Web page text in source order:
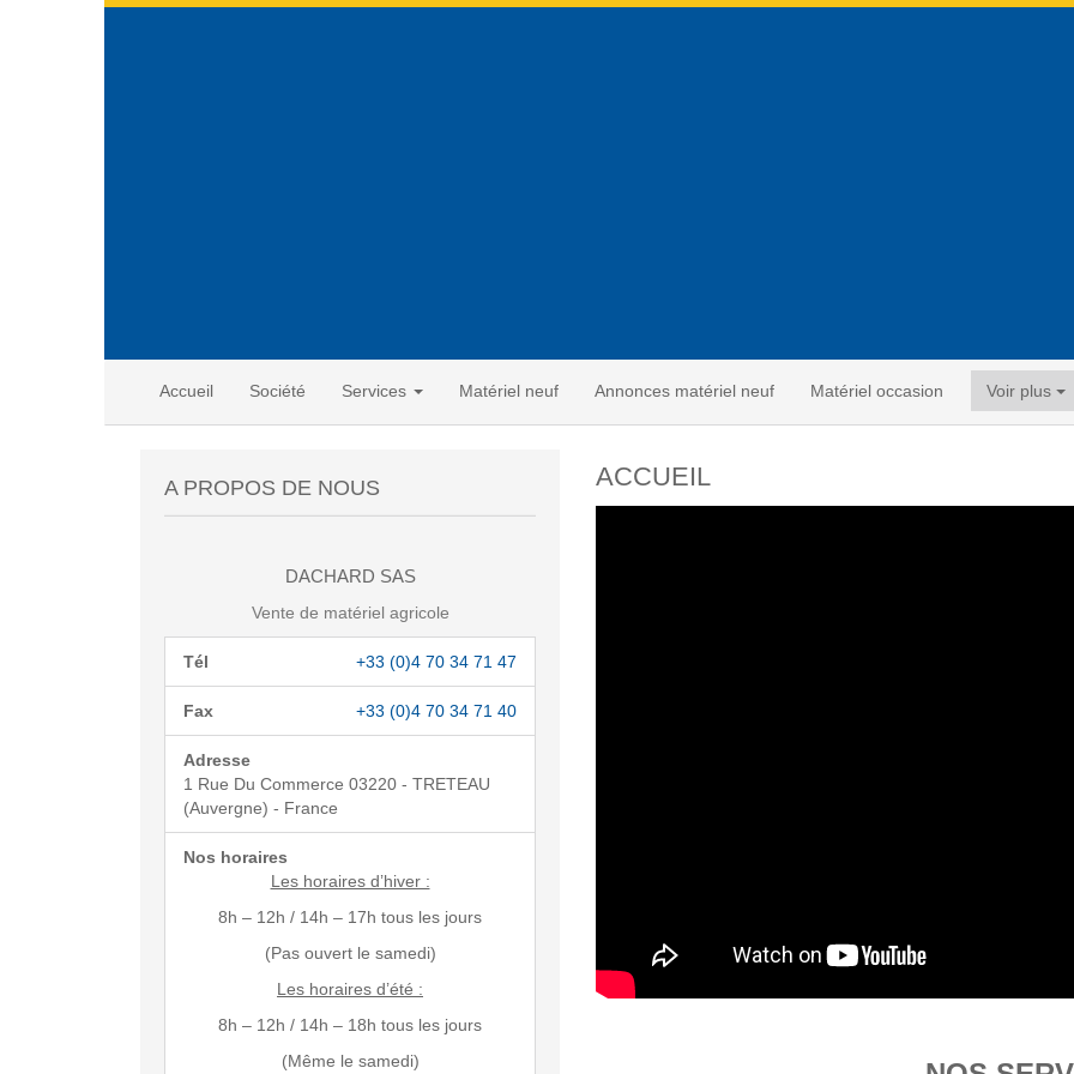
Accueil Société Services Matériel neuf Annonces matériel neuf Matériel occasion Voir plus
ACCUEIL
A PROPOS DE NOUS
DACHARD SAS
Vente de matériel agricole
Tél +33 (0)4 70 34 71 47
Fax +33 (0)4 70 34 71 40
Adresse
1 Rue Du Commerce 03220 - TRETEAU
(Auvergne) - France
Nos horaires
Les horaires d’hiver :
8h – 12h / 14h – 17h tous les jours
(Pas ouvert le samedi)
Les horaires d’été :
8h – 12h / 14h – 18h tous les jours
(Même le samedi)